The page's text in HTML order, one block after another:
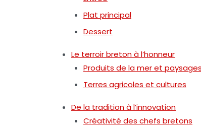
Plat principal
Dessert
Le terroir breton à l’honneur
Produits de la mer et paysages
Terres agricoles et cultures
De la tradition à l’innovation
Créativité des chefs bretons